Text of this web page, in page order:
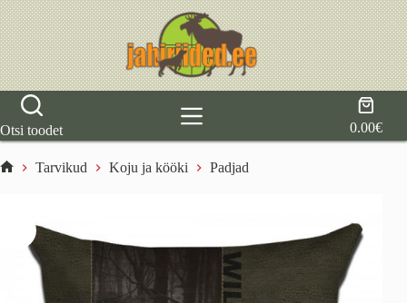
Skip
to
content
Otsi toodet
cart
0.00€
Tarvikud Koju ja kööki Padjad